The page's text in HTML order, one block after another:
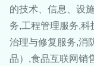
的技术、信息、设
务,工程管理服务,科
治理与修复服务,消
品）,食品互联网销